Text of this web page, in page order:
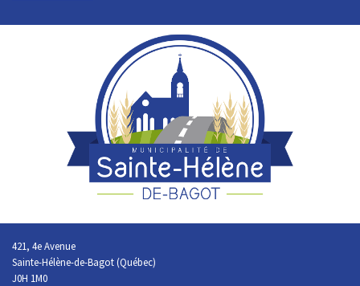
421, 4e Avenue
Sainte-Hélène-de-Bagot (Québec)
J0H 1M0